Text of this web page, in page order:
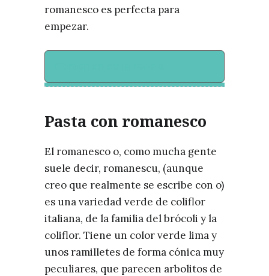
romanesco es perfecta para
empezar.
Pasta con romanesco
El romanesco o, como mucha gente
suele decir, romanescu, (aunque
creo que realmente se escribe con o)
es una variedad verde de coliflor
italiana, de la familia del brócoli y la
coliflor. Tiene un color verde lima y
unos ramilletes de forma cónica muy
peculiares, que parecen arbolitos de